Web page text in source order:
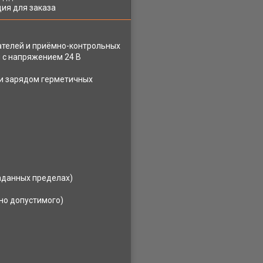
для заказа
и приёмно-контрольных
с напряжением 24 В
зарядом герметичных
пределах)
допустимого)